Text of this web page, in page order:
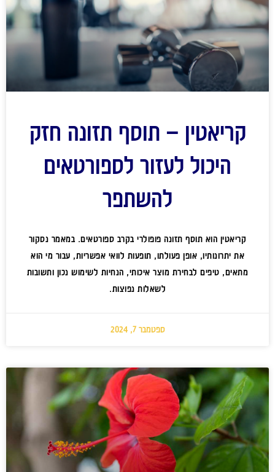
קריאטין – תוסף תזונה חזק
היכול לעזור לספורטאים
להשתפר
קריאטין הוא תוסף תזונה פופולרי בקרב ספורטאים. במאמר נסקור
את יתרונותיו, אופן פעולתו, תופעות לוואי אפשריות, עבור מי הוא
מתאים, טיפים לבחירת מוצר איכותי, הנחיות לשימוש נכון ותשובות
לשאלות נפוצות.
ספטמבר 7, 2024